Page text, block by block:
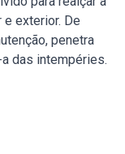
exterior. De
penetra
das intempéries.